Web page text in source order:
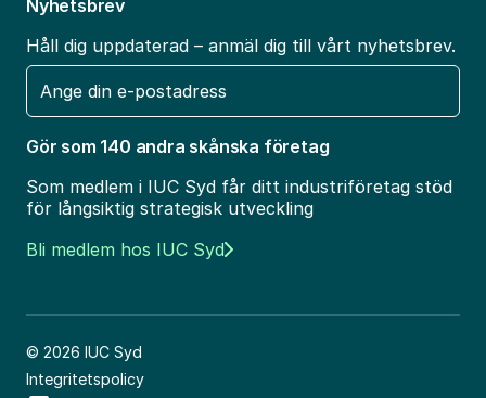
Nyhetsbrev
Håll dig uppdaterad – anmäl dig till vårt nyhetsbrev.
E-
post
Gör som 140 andra skånska företag
Som medlem i IUC Syd får ditt industriföretag stöd
för långsiktig strategisk utveckling
Bli medlem hos IUC Syd
© 2026 IUC Syd
Integritetspolicy